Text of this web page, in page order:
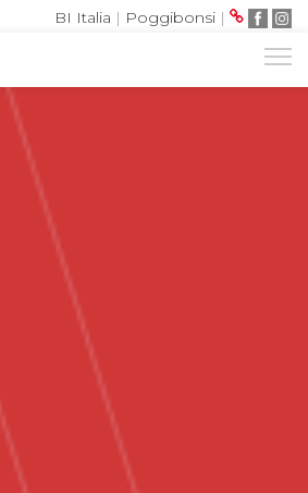
BI Italia | Poggibonsi |